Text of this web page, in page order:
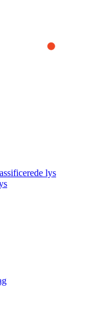
best experience on
out how you can disable
lys